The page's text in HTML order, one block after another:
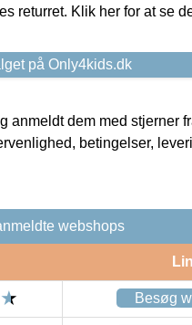
returret. Klik her for at se
på Only4kids.dk
dem med stjerner
betingelser,
webshops
Besøg